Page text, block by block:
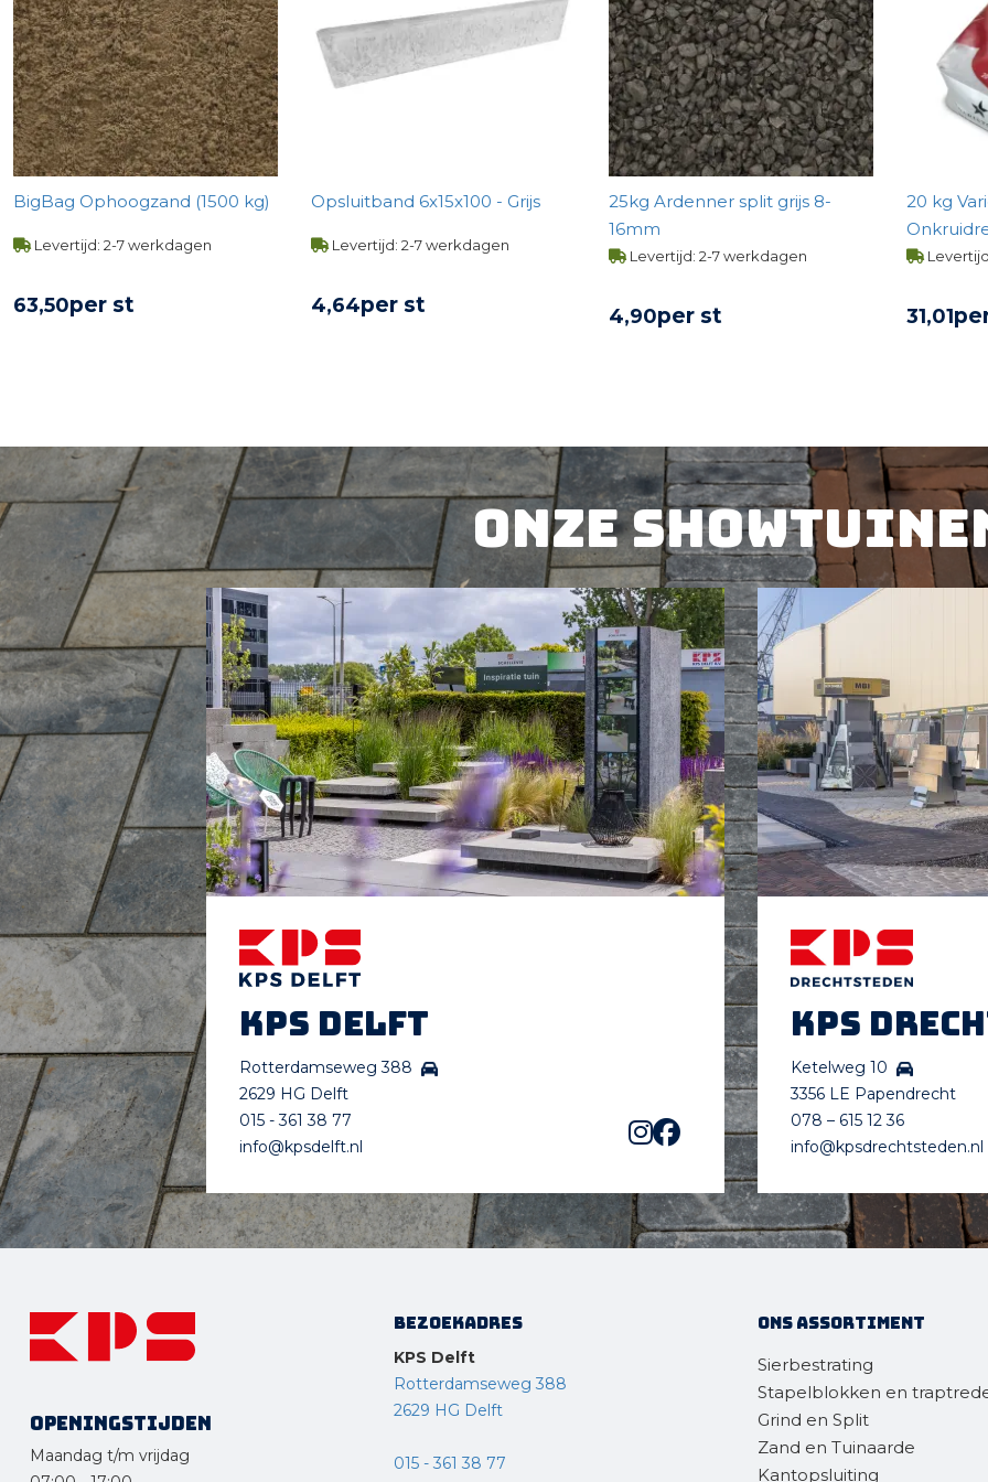
BigBag Ophoogzand (1500 kg)
Levertijd: 2-7 werkdagen
63,50per st
Opsluitband 6x15x100 - Grijs
Levertijd: 2-7 werkdagen
4,64per st
25kg Ardenner split grijs 8-
16mm
Levertijd: 2-7 werkdagen
4,90per st
20 kg
Steengrijs
31,01
Onze
KPS Delft
Rotterdamseweg 388
2629 HG Delft
015 - 361 38 77
info@kpsdelft.nl
KPS
Ketelweg 10
3356 LE Papendrecht
078 – 615 12 36
info@kpsdrechtsteden.nl
Openingstijden
Maandag t/m vrijdag
Bezoekadres
KPS Delft
Rotterdamseweg 388
2629 HG Delft
015 - 361 38 77
Ons assortiment
Sierbestrating
Stapelblokken en
Grind en Split
Zand en Tuinaarde
Kantopsluiting